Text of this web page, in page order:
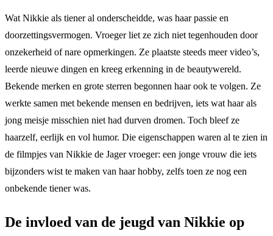
Wat Nikkie als tiener al onderscheidde, was haar passie en
doorzettingsvermogen. Vroeger liet ze zich niet tegenhouden door
onzekerheid of nare opmerkingen. Ze plaatste steeds meer video’s,
leerde nieuwe dingen en kreeg erkenning in de beautywereld.
Bekende merken en grote sterren begonnen haar ook te volgen. Ze
werkte samen met bekende mensen en bedrijven, iets wat haar als
jong meisje misschien niet had durven dromen. Toch bleef ze
haarzelf, eerlijk en vol humor. Die eigenschappen waren al te zien in
de filmpjes van Nikkie de Jager vroeger: een jonge vrouw die iets
bijzonders wist te maken van haar hobby, zelfs toen ze nog een
onbekende tiener was.
De invloed van de jeugd van Nikkie op